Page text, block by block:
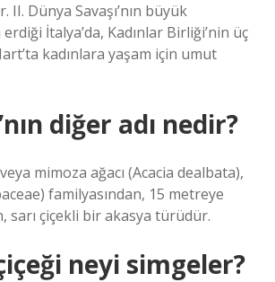
II. Dünya Savaşı’nın büyük
İtalya’da, Kadınlar Birliği’nin üç
kadınlara yaşam için umut
diğer adı nedir?
mimoza ağacı (Acacia dealbata),
familyasından, 15 metreye
sarı çiçekli bir akasya türüdür.
neyi simgeler?